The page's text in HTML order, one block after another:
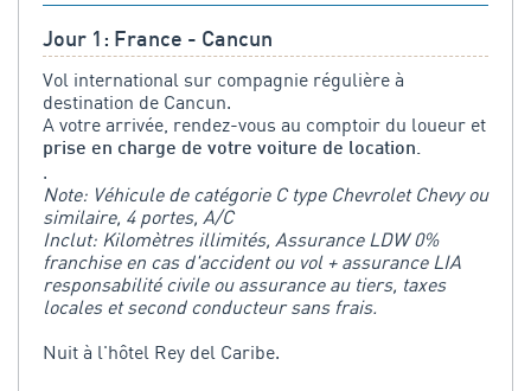
Jour 1: France - Cancun
Vol international sur compagnie régulière à
destination de Cancun.
A votre arrivée, rendez-vous au comptoir du loueur et
prise en charge de votre voiture de location.
.
Note: Véhicule de catégorie C type Chevrolet Chevy ou
similaire, 4 portes, A/C
Inclut: Kilomètres illimités, Assurance LDW 0%
franchise en cas d'accident ou vol + assurance LIA
responsabilité civile ou assurance au tiers, taxes
locales et second conducteur sans frais.
Nuit à l'hôtel Rey del Caribe.